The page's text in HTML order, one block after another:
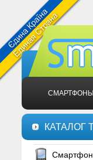
СМАРТФОНЫ
КАТАЛОГ